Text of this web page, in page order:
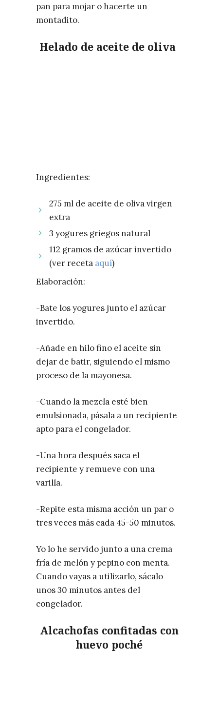
pan para mojar o hacerte un
montadito.
Helado de aceite de oliva
Ingredientes:
275 ml de aceite de oliva virgen
extra
3 yogures griegos natural
112 gramos de azúcar invertido
(ver receta aquí)
Elaboración:
-Bate los yogures junto el azúcar
invertido.
-Añade en hilo fino el aceite sin
dejar de batir, siguiendo el mismo
proceso de la mayonesa.
-Cuando la mezcla esté bien
emulsionada, pásala a un recipiente
apto para el congelador.
-Una hora después saca el
recipiente y remueve con una
varilla.
-Repite esta misma acción un par o
tres veces más cada 45-50 minutos.
Yo lo he servido junto a una crema
fría de melón y pepino con menta.
Cuando vayas a utilizarlo, sácalo
unos 30 minutos antes del
congelador.
Alcachofas confitadas con
huevo poché